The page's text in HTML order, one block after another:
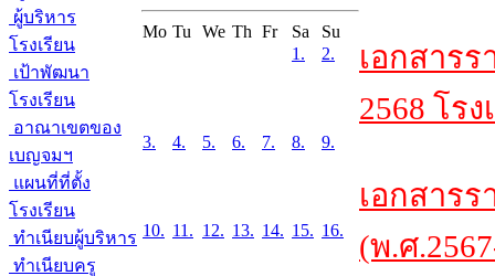
ผู้บริหาร
โรงเรียน
เป้าพัฒนา
โรงเรียน
อาณาเขตของ
เบญจมฯ
แผนที่ที่ตั้ง
โรงเรียน
ทำเนียบผู้บริหาร
ทำเนียบครู
Mo Tu We Th Fr Sa
Su
1.
2.
3. 4. 5. 6. 7. 8. 9.
10. 11. 12. 13. 14. 15. 16.
เอกสาร
2568 โร
เอกสาร
(พ.ศ